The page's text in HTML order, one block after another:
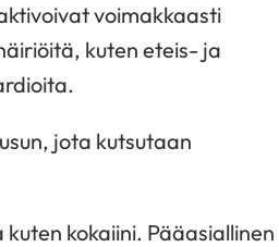
voimakkaasti
kuten eteis- ja
jota kutsutaan
kokaiini. Pääasiallinen